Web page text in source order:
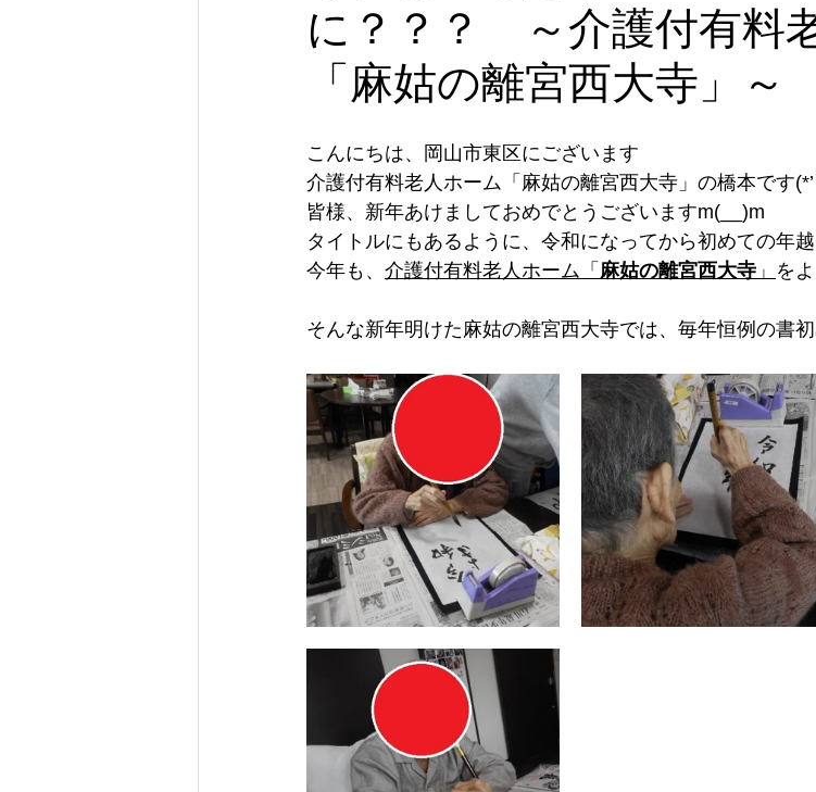
に？？？ ～介護付有料
「麻姑の離宮西大寺」～
こんにちは、岡山市東区にございます
介護付有料老人ホーム「麻姑の離宮西大寺」の橋本です
皆様、新年あけましておめでとうございますm(__)m
タイトルにもあるように、令和になってから初めての年
今年も、 介護付有料老人ホーム「 麻姑の離宮西大寺 」 を
そんな新年明けた麻姑の離宮西大寺では、毎年恒例の書初